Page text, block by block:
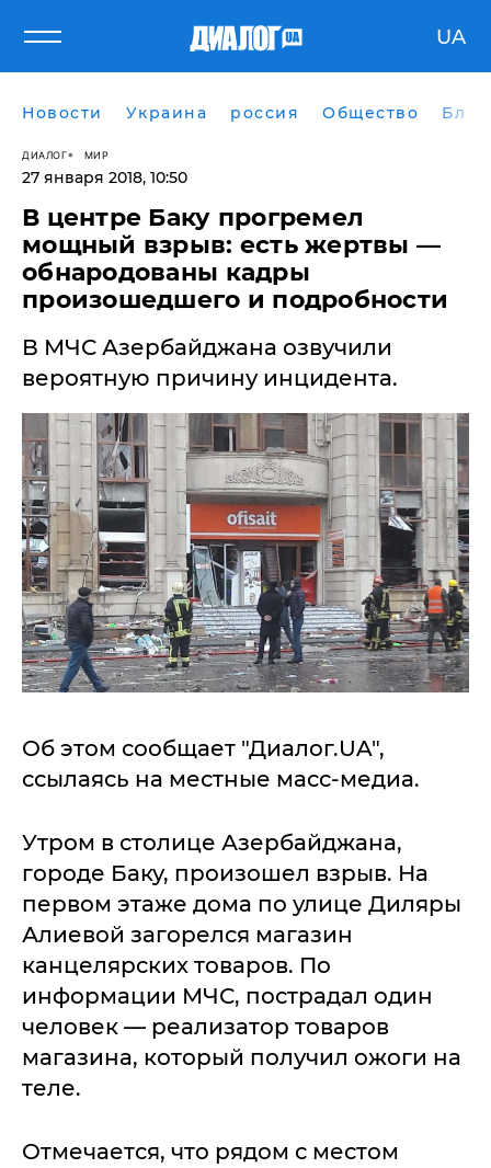
UA
Новости Украина россия Общество
ДИАЛОГ МИР
27 января 2018, 10:50
В центре Баку прогремел
мощный взрыв: есть жертвы —
обнародованы кадры
произошедшего и подробности
В МЧС Азербайджана озвучили
вероятную причину инцидента.
Об этом сообщает "Диалог.UA",
ссылаясь на местные масс-медиа.
Утром в столице Азербайджана,
городе Баку, произошел взрыв. На
первом этаже дома по улице Диляры
Алиевой загорелся магазин
канцелярских товаров. По
информации МЧС, пострадал один
человек — реализатор товаров
магазина, который получил ожоги на
теле.
Отмечается, что рядом с местом